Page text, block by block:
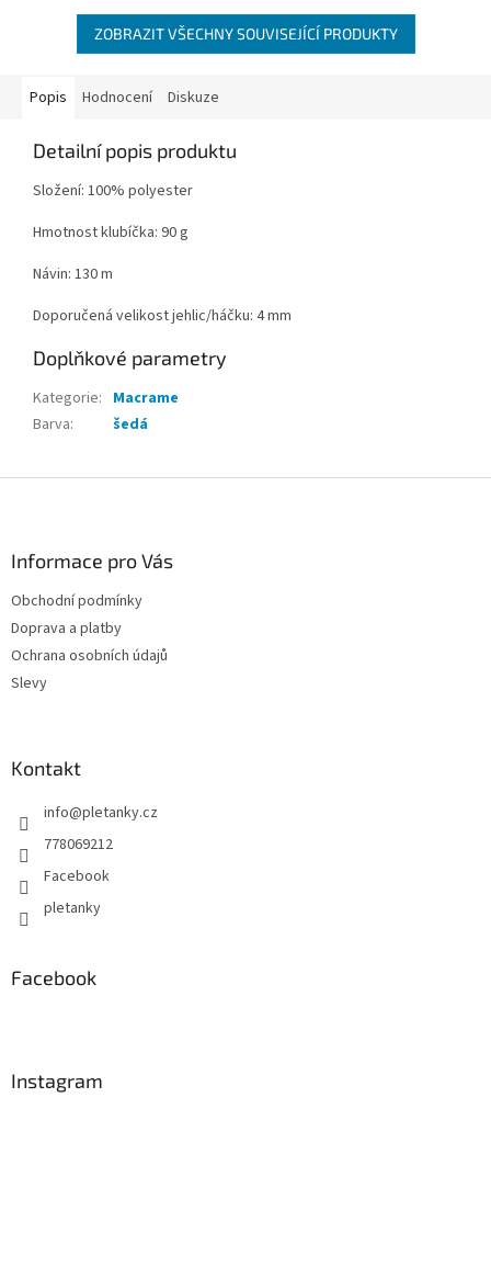
příjemná na...
ZOBRAZIT VŠECHNY SOUVISEJÍCÍ PRODUKTY
Popis Hodnocení Diskuze
Detailní popis produktu
Složení: 100% polyester
Hmotnost klubíčka: 90 g
Návin: 130 m
Doporučená velikost jehlic/háčku: 4 mm
Doplňkové parametry
Kategorie: Macrame
Barva: šedá
Informace pro Vás
Obchodní podmínky
Doprava a platby
Ochrana osobních údajů
Slevy
Kontakt
info@pletanky.cz
778069212
Facebook
pletanky
Facebook
Instagram